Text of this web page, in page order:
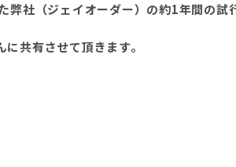
弊社（ジェイオーダー）の約1年間の試
共有させて頂きます。